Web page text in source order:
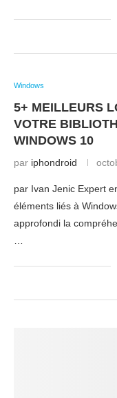
Windows
5+ MEILLEURS
VOTRE
WINDOWS 10
par iphondroid
par Ivan Jenic Expert
éléments liés à
approfondi la